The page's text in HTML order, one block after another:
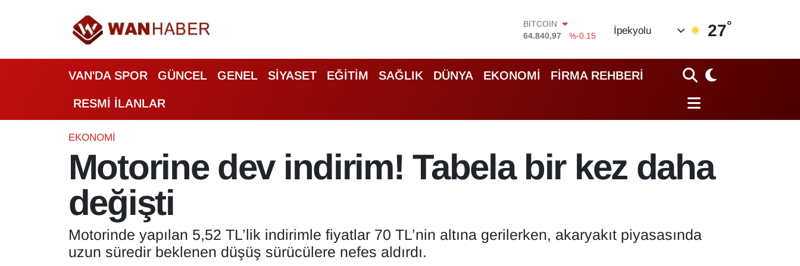
DOLAR
47,7436
%0.18
STERLİN
BİST100
İpekyolu 27°
VAN'DA SPOR GÜNCEL GENEL SİYASET EĞİTİM SAĞLIK DÜNYA EKONOMİ FİRMA REHBERİ
RESMİ İLANLAR
EKONOMİ
Motorine dev indirim! Tabela bir kez daha
değişti
Motorinde yapılan 5,52 TL’lik indirimle fiyatlar 70 TL’nin altına gerilerken, akaryakıt piyasasında
uzun süredir beklenen düşüş sürücülere nefes aldırdı.
ASAYİŞ
BİLİM VE TEKNOLOJİ
Biyografi
Bölge Haberleri
Deprem
Dernekler, Odalar
Van Nöbetçi Eczaneler
Van Hava Durumu
Van Namaz Vakitleri
Van Trafik Yoğunluk Haritası
Süper Lig Puan Durumu ve Fikstür
Tüm Manşetler
Son Dakika Haberleri
Haber Arşivi